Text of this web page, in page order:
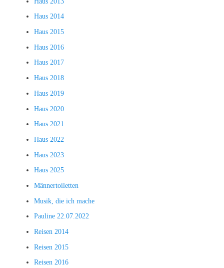
Haus 2014
Haus 2015
Haus 2016
Haus 2017
Haus 2018
Haus 2019
Haus 2020
Haus 2021
Haus 2022
Haus 2023
Haus 2025
Männertoiletten
Musik, die ich mache
Pauline 22.07.2022
Reisen 2014
Reisen 2015
Reisen 2016